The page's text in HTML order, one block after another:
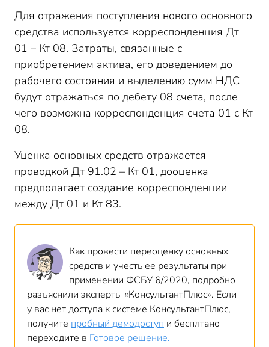
Для отражения поступления нового основного
средства используется корреспонденция Дт
01 – Кт 08. Затраты, связанные с
приобретением актива, его доведением до
рабочего состояния и выделению сумм НДС
будут отражаться по дебету 08 счета, после
чего возможна корреспонденция счета 01 с Кт
08.
Уценка основных средств отражается
проводкой Дт 91.02 – Кт 01, дооценка
предполагает создание корреспонденции
между Дт 01 и Кт 83.
Как провести переоценку основных
средств и учесть ее результаты при
применении ФСБУ 6/2020, подробно
разъяснили эксперты «КонсультантПлюс». Если
у вас нет доступа к системе КонсультантПлюс,
получите пробный демодоступ и бесплтано
переходите в Готовое решение.